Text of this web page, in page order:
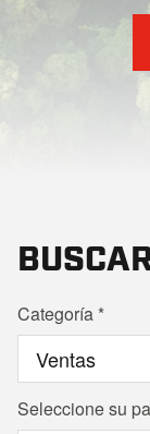
Categoría
Seleccione su